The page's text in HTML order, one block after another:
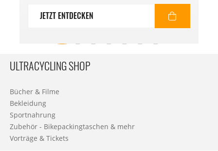
JETZT ENTDECKEN
ULTRACYCLING SHOP
Bücher & Filme
Bekleidung
Sportnahrung
Zubehör - Bikepackingtaschen & mehr
Vorträge & Tickets